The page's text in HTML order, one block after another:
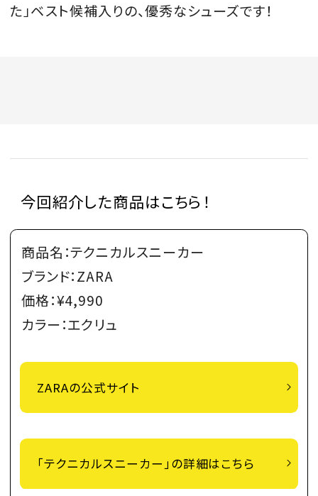
た」ベスト候補入りの、優秀なシューズです！
今回紹介した商品はこちら！
商品名：テクニカルスニーカー
ブランド：ZARA
価格：¥4,990
カラー：エクリュ
ZARAの公式サイト
「テクニカルスニーカー」の詳細はこちら